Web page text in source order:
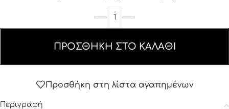
ΠΡΟΣΘΉΚΗ ΣΤΟ ΚΑΛΆΘΙ
Προσθήκη στη λίστα αγαπημένων
Περιγραφή